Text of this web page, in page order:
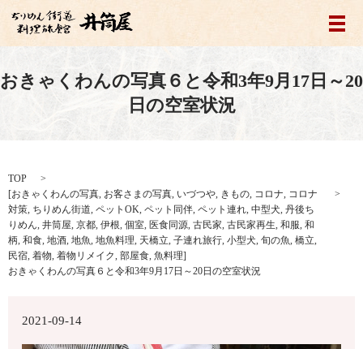
メ
おきゃくわんの写真６と令和3年9月17日～20
日の空室状況
TOP
[おきゃくわんの写真, お客さまの写真, いづつや, きもの, コロナ, コロナ
対策, ちりめん街道, ペットOK, ペット同伴, ペット連れ, 中型犬, 丹後ち
りめん, 井筒屋, 京都, 伊根, 個室, 医食同源, 古民家, 古民家再生, 和服, 和
柄, 和食, 地酒, 地魚, 地魚料理, 天橋立, 子連れ旅行, 小型犬, 旬の魚, 橋立,
民宿, 着物, 着物リメイク, 部屋食, 魚料理]
おきゃくわんの写真６と令和3年9月17日～20日の空室状況
2021-09-14